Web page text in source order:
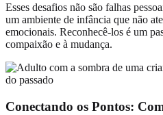
Esses desafios não são falhas
um ambiente de infância que não
emocionais. Reconhecê-los é um
compaixão e à mudança.
Conectando os Pontos: